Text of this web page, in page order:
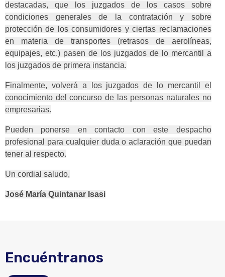
destacadas, que los juzgados de los casos sobre
condiciones generales de la contratación y sobre
protección de los consumidores y ciertas reclamaciones
en materia de transportes (retrasos de aerolíneas,
equipajes, etc.) pasen de los juzgados de lo mercantil a
los juzgados de primera instancia.
Finalmente, volverá a los juzgados de lo mercantil el
conocimiento del concurso de las personas naturales no
empresarias.
Pueden ponerse en contacto con este despacho
profesional para cualquier duda o aclaración que puedan
tener al respecto.
Un cordial saludo,
José María Quintanar Isasi
Encuéntranos